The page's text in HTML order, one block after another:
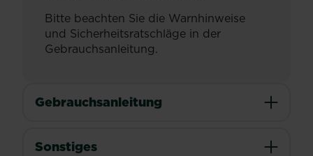
Bitte beachten Sie die Warnhinweise
und Sicherheitsratschläge in der
Gebrauchsanleitung.
Gebrauchsanleitung
Sonstiges